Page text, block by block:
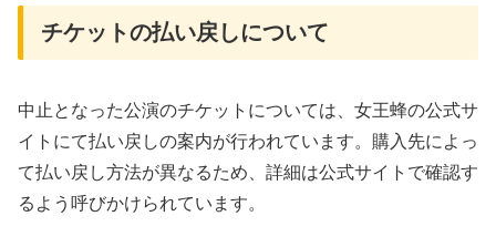
チケットの払い戻しについて
中止となった公演のチケットについては、女王蜂の公式サ
イトにて払い戻しの案内が行われています。購入先によっ
て払い戻し方法が異なるため、詳細は公式サイトで確認す
るよう呼びかけられています。